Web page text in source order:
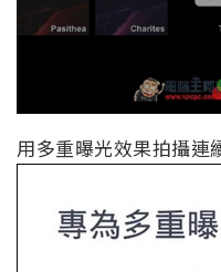
用多重曝光效果拍攝連